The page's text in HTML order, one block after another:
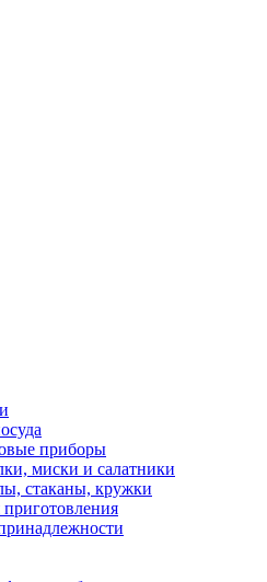
приборы
миски и салатники
стаканы, кружки